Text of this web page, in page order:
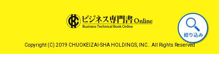
Copyright (C) 2019 CHUOKEIZAI-SHA HOLDINGS, INC.. All Rights Reserved